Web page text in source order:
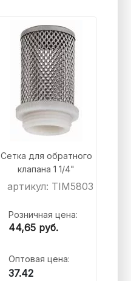
Сетка для обратного
клапана 1 1/4"
артикул: TIM5803
Розничная цена:
44,65 руб.
Оптовая цена:
37.42